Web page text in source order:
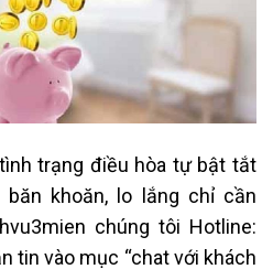
trạng điều hòa tự bật tắt
khoăn, lo lắng chỉ cần
chúng tôi Hotline:
tin vào mục “chat với khách